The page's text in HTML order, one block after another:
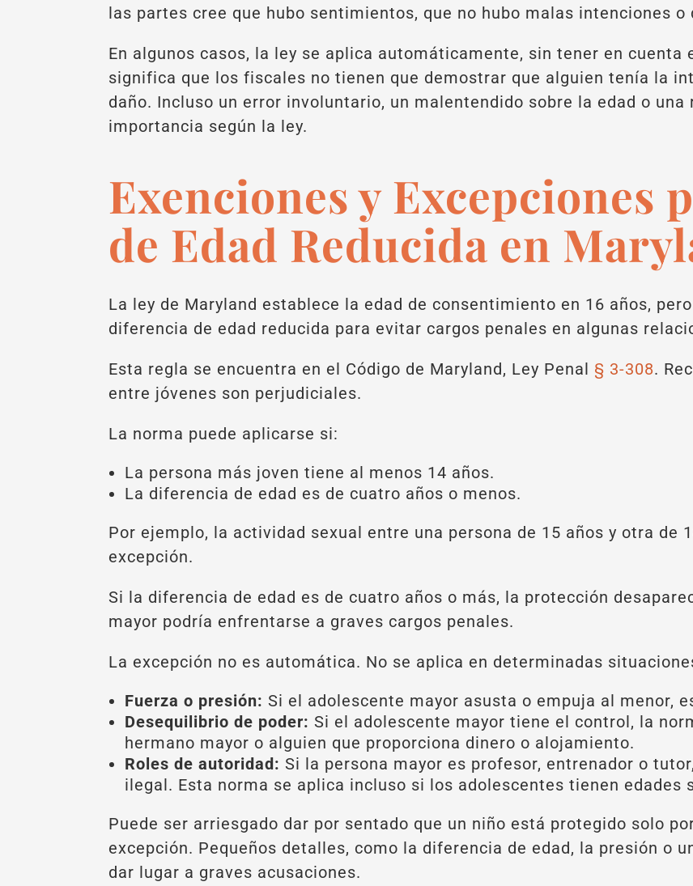
las partes cree que hubo sentimientos, que no hubo malas intenciones
En algunos casos, la ley se aplica automáticamente, sin tener en
significa que los fiscales no tienen que demostrar que alguien tenía la
daño. Incluso un error involuntario, un malentendido sobre la edad o
importancia según la ley.
Exenciones y Excepciones
de Edad Reducida en
La ley de Maryland establece la edad de consentimiento en 16 años,
diferencia de edad reducida para evitar cargos penales en algunas
Esta regla se encuentra en el Código de Maryland, Ley Penal § 3-308.
entre jóvenes son perjudiciales.
La norma puede aplicarse si:
La persona más joven tiene al menos 14 años.
La diferencia de edad es de cuatro años o menos.
Por ejemplo, la actividad sexual entre una persona de 15 años y otra de
excepción.
Si la diferencia de edad es de cuatro años o más, la protección
mayor podría enfrentarse a graves cargos penales.
La excepción no es automática. No se aplica en determinadas
Fuerza o presión: Si el adolescente mayor asusta o empuja al menor,
Desequilibrio de poder: Si el adolescente mayor tiene el control, la
hermano mayor o alguien que proporciona dinero o alojamiento.
Roles de autoridad: Si la persona mayor es profesor, entrenador o
ilegal. Esta norma se aplica incluso si los adolescentes tienen edades
Puede ser arriesgado dar por sentado que un niño está protegido solo
excepción. Pequeños detalles, como la diferencia de edad, la presión o
dar lugar a graves acusaciones.